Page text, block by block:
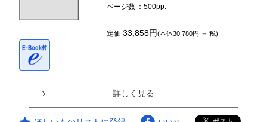
ページ数 ：500pp.
定価33,858円(本体30,780円 ＋ 税)
詳しく見る